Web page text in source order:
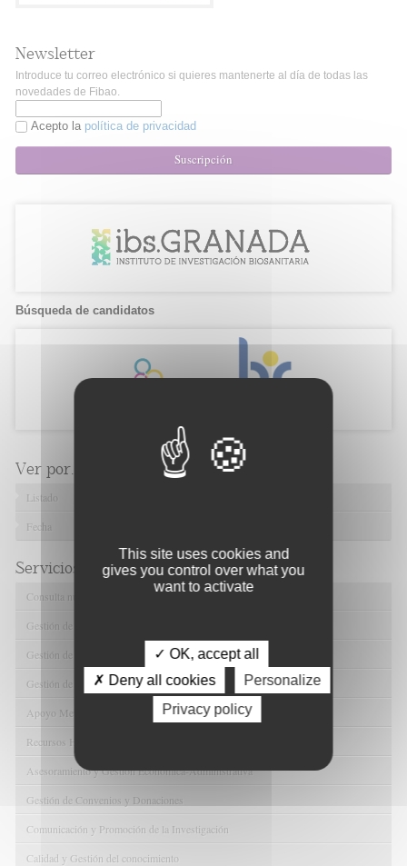
Newsletter
Introduce tu correo electrónico si quieres mantenerte al día de todas las
novedades de Fibao.
Acepto la política de privacidad
Suscripción
Búsqueda de candidatos
Ver por...
Listado
Fecha
Servicios de FIBAO
Consulta nuestras Ofertas Tecnológicas
Gestión de Ensayos Clínicos y Estudios Observacionales
Gestión de la Innovación y la Transferencia Tecnológica
Gestión de Ayudas y Oportunidad de Financiación
Apoyo Metodológico y/o Estadístico
Recursos Humanos
Asesoramiento y Gestión Económica-Administrativa
Gestión de Convenios y Donaciones
Comunicación y Promoción de la Investigación
Calidad y Gestión del conocimiento
This site uses cookies and
gives you control over what you
want to activate
✓ OK, accept all
✗ Deny all cookies
Personalize
Privacy policy